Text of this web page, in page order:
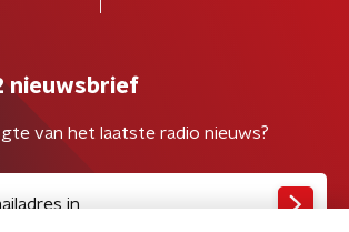
nieuwsbrief
van het laatste radio nieuws?